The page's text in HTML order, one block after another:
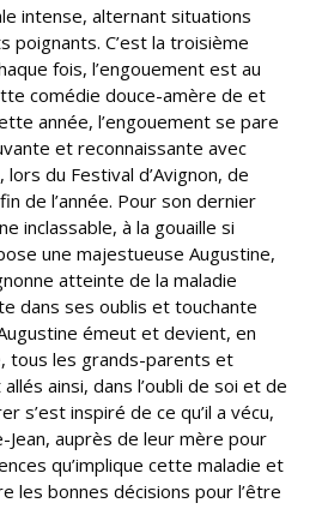
intense, alternant situations
poignants. C’est la troisième
fois, l’engouement est au
comédie douce-amère de et
année, l’engouement se pare
et reconnaissante avec
lors du Festival d’Avignon, de
de l’année. Pour son dernier
inclassable, à la gouaille si
une majestueuse Augustine,
atteinte de la maladie
dans ses oublis et touchante
émeut et devient, en
tous les grands-parents et
ainsi, dans l’oubli de soi et de
s’est inspiré de ce qu’il a vécu,
auprès de leur mère pour
qu’implique cette maladie et
les bonnes décisions pour l’être